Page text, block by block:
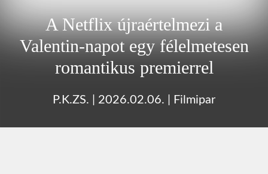
A Netflix újraértelmezi a
Valentin-napot egy félelmetesen
romantikus premierrel
P.K.ZS. 2026.02.06. Filmipar